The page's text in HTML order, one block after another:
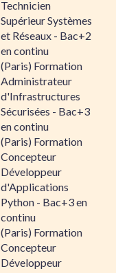
Technicien
Supérieur Systèmes
et Réseaux - Bac+2
en continu
(Paris) Formation
Administrateur
d'Infrastructures
Sécurisées - Bac+3
en continu
(Paris) Formation
Concepteur
Développeur
d'Applications
Python - Bac+3 en
continu
(Paris) Formation
Concepteur
Développeur